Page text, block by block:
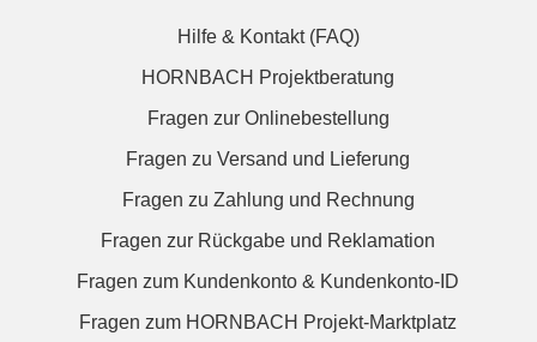
Hilfe & Kontakt (FAQ)
HORNBACH Projektberatung
Fragen zur Onlinebestellung
Fragen zu Versand und Lieferung
Fragen zu Zahlung und Rechnung
Fragen zur Rückgabe und Reklamation
Fragen zum Kundenkonto & Kundenkonto-ID
Fragen zum HORNBACH Projekt-Marktplatz